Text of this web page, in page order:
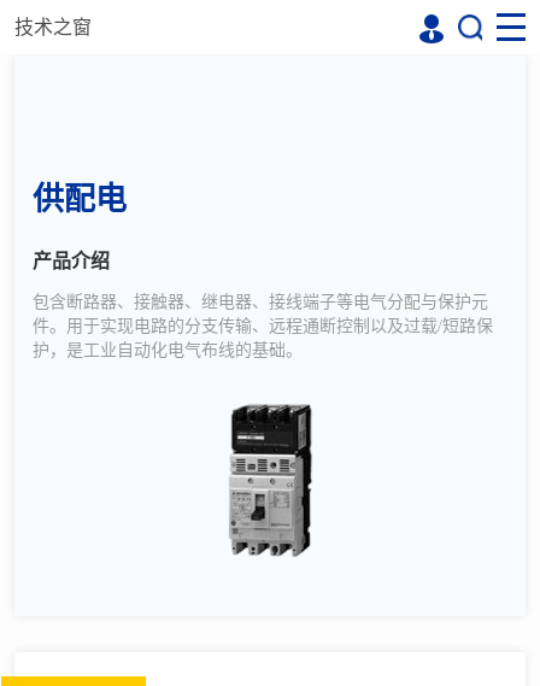
技术之窗
供配电
产品介绍
包含断路器、接触器、继电器、接线端子等电气分配与保护元
件。用于实现电路的分支传输、远程通断控制以及过载/短路保
护，是工业自动化电气布线的基础。